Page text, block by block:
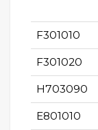
F301010
F301020
H703090
E801010